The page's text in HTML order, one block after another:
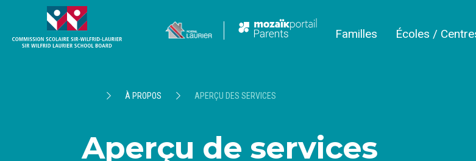
Familles Écoles /
À PROPOS APERÇU DES SERVICES
Aperçu de services